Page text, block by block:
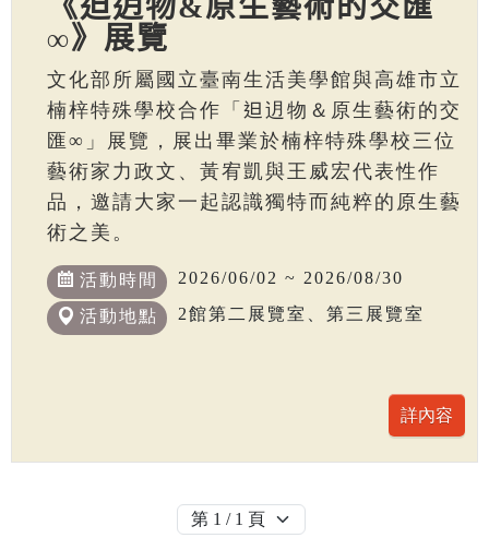
∞》展覽
文化部所屬國立臺南生活美學館與高雄市立
楠梓特殊學校合作「𨑨迌物＆原生藝術的交
匯∞」展覽，展出畢業於楠梓特殊學校三位
藝術家力政文、黃宥凱與王威宏代表性作
品，邀請大家一起認識獨特而純粹的原生藝
術之美。
活動時間 2026/06/02 ~ 2026/08/30
活動地點 2館第二展覽室、第三展覽室